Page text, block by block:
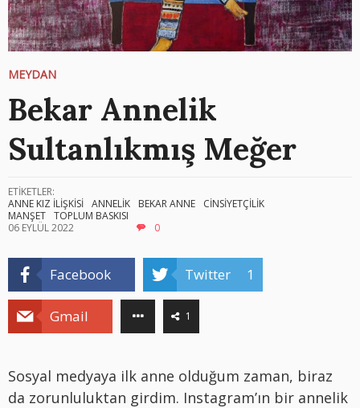
MEYDAN
Bekar Annelik
Sultanlıkmış Meğer
ETİKETLER:
ANNE KIZ İLİŞKİSİ ANNELİK BEKAR ANNE
CİNSİYETÇİLİK
MANŞET TOPLUM BASKISI
06 EYLÜL 2022
0
Facebook Twitter 1
Gmail 1
Sosyal medyaya ilk anne olduğum zaman, biraz
da zorunluluktan girdim. Instagram’ın bir annelik